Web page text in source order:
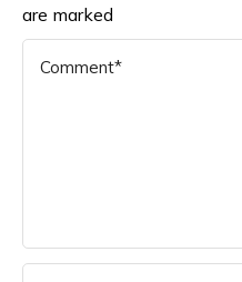
are marked